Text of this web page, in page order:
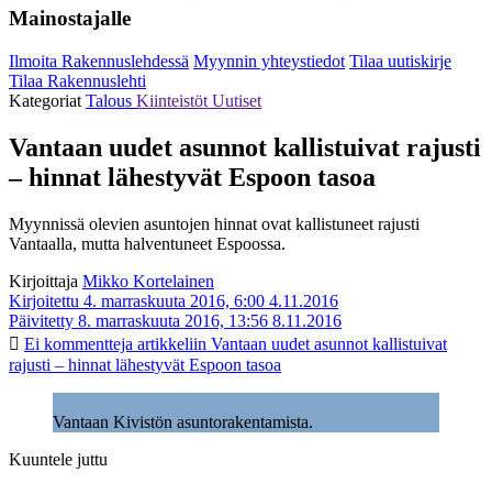
Mainostajalle
Ilmoita Rakennuslehdessä Myynnin yhteystiedot Tilaa uutiskirje
Tilaa Rakennuslehti
Kategoriat Talous Kiinteistöt Uutiset
Vantaan uudet asunnot kallistuivat rajusti
– hinnat lähestyvät Espoon tasoa
Myynnissä olevien asuntojen hinnat ovat kallistuneet rajusti
Vantaalla, mutta halventuneet Espoossa.
Kirjoittaja Mikko Kortelainen
Kirjoitettu 4. marraskuuta 2016, 6:00 4.11.2016
Päivitetty 8. marraskuuta 2016, 13:56 8.11.2016
Ei kommentteja artikkeliin Vantaan uudet asunnot kallistuivat
rajusti – hinnat lähestyvät Espoon tasoa
Vantaan Kivistön asuntorakentamista.
Kuuntele juttu